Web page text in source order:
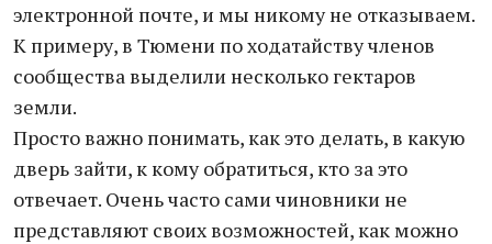
электронной почте, и мы никому не отказываем.
К примеру, в Тюмени по ходатайству членов
сообщества выделили несколько гектаров
земли.
Просто важно понимать, как это делать, в какую
дверь зайти, к кому обратиться, кто за это
отвечает. Очень часто сами чиновники не
представляют своих возможностей, как можно